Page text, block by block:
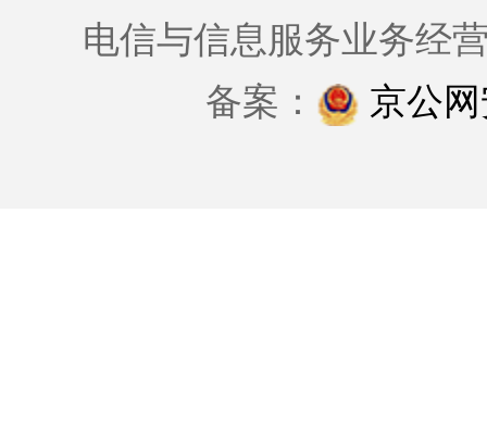
电信与信息服务业务经
备案：
京公网